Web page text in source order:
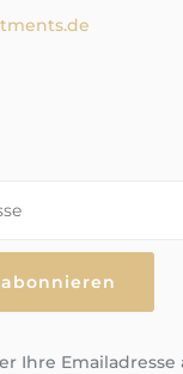
Ihre Emailadresse